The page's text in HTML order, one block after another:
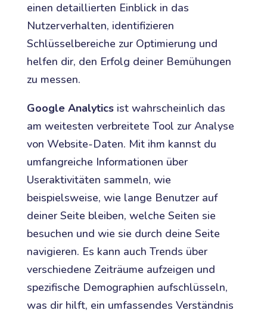
einen detaillierten Einblick in das
Nutzerverhalten, identifizieren
Schlüsselbereiche zur Optimierung und
helfen dir, den Erfolg deiner Bemühungen
zu messen.
Google Analyticsist wahrscheinlich das
am weitesten verbreitete Tool zur Analyse
von Website-Daten. Mit ihm kannst du
umfangreiche Informationen über
Useraktivitäten sammeln, wie
beispielsweise, wie lange Benutzer auf
deiner Seite bleiben, welche Seiten sie
besuchen und wie sie durch deine Seite
navigieren. Es kann auch Trends über
verschiedene Zeiträume aufzeigen und
spezifische Demographien aufschlüsseln,
was dir hilft, ein umfassendes Verständnis